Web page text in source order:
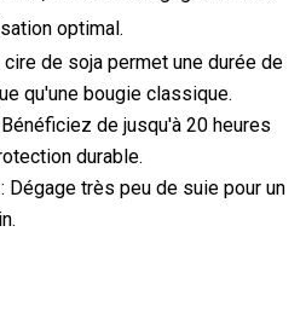
optimal.
de soja permet une durée de
qu'une bougie classique.
de jusqu'à 20 heures
durable.
Dégage très peu de suie pour un